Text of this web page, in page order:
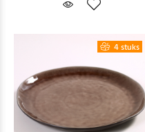
4 stuks